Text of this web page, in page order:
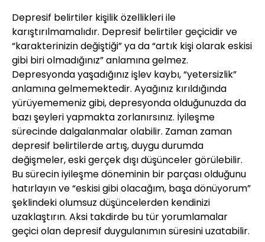
Depresif belirtiler kişilik özellikleri ile
karıştırılmamalıdır. Depresif belirtiler geçicidir ve
“karakterinizin değiştiği” ya da “artık kişi olarak eskisi
gibi biri olmadığınız” anlamına gelmez.
Depresyonda yaşadığınız işlev kaybı, “yetersizlik”
anlamına gelmemektedir. Ayağınız kırıldığında
yürüyememeniz gibi, depresyonda olduğunuzda da
bazı şeyleri yapmakta zorlanırsınız. İyileşme
sürecinde dalgalanmalar olabilir. Zaman zaman
depresif belirtilerde artış, duygu durumda
değişmeler, eski gerçek dışı düşünceler görülebilir.
Bu sürecin iyileşme döneminin bir parçası olduğunu
hatırlayın ve “eskisi gibi olacağım, başa dönüyorum”
şeklindeki olumsuz düşüncelerden kendinizi
uzaklaştırın. Aksi takdirde bu tür yorumlamalar
geçici olan depresif duygulanımın süresini uzatabilir.